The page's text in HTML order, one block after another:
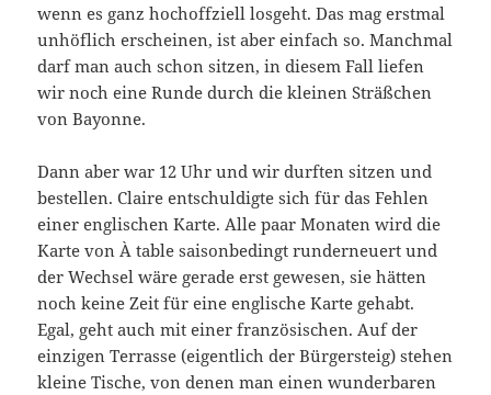
wenn es ganz hochoffziell losgeht. Das mag erstmal
unhöflich erscheinen, ist aber einfach so. Manchmal
darf man auch schon sitzen, in diesem Fall liefen
wir noch eine Runde durch die kleinen Sträßchen
von Bayonne.
Dann aber war 12 Uhr und wir durften sitzen und
bestellen. Claire entschuldigte sich für das Fehlen
einer englischen Karte. Alle paar Monaten wird die
Karte von À table saisonbedingt runderneuert und
der Wechsel wäre gerade erst gewesen, sie hätten
noch keine Zeit für eine englische Karte gehabt.
Egal, geht auch mit einer französischen. Auf der
einzigen Terrasse (eigentlich der Bürgersteig) stehen
kleine Tische, von denen man einen wunderbaren